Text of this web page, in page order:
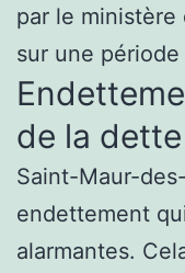
par le ministère
sur une période
de la dette
Saint-Maur-
endettement
alarmantes.